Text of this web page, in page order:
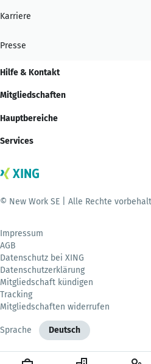
Karriere
Presse
Hilfe & Kontakt
Mitgliedschaften
Hauptbereiche
Services
© New Work SE | Alle Rechte
Impressum
AGB
Datenschutz bei XING
Datenschutzerklärung
Mitgliedschaft kündigen
Tracking
Mitgliedschaften widerrufen
Sprache Deutsch